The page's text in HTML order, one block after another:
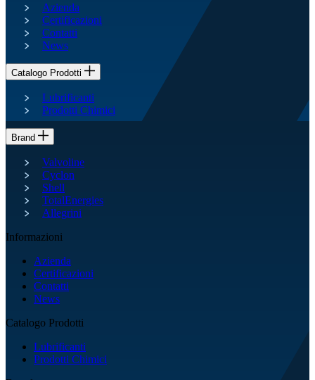
Azienda
Certificazioni
Contatti
News
Catalogo Prodotti
Lubrificanti
Prodotti Chimici
Brand
Valvoline
Cyclon
Shell
TotalEnergies
Allegrini
Informazioni
Azienda
Certificazioni
Contatti
News
Catalogo Prodotti
Lubrificanti
Prodotti Chimici